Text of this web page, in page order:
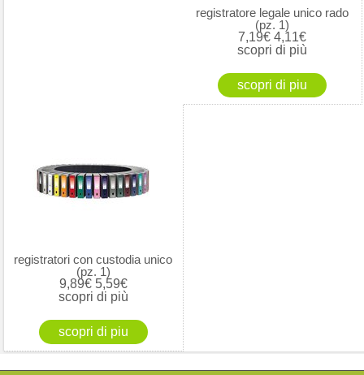
registratore legale unico rado
(pz. 1)
7,19€ 4,11€
scopri di più
registratori con custodia unico
(pz. 1)
9,89€5,59€
scopri di più